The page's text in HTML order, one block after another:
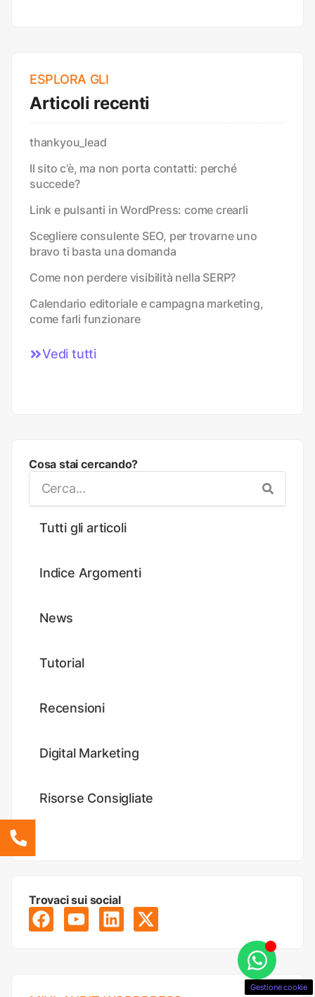
ESPLORA GLI
Articoli recenti
thankyou_lead
Il sito c’è, ma non porta contatti: perché
succede?
Link e pulsanti in WordPress: come crearli
Scegliere consulente SEO, per trovarne uno
bravo ti basta una domanda
Come non perdere visibilità nella SERP?
Calendario editoriale e campagna marketing,
come farli funzionare
Vedi tutti
Cosa stai cercando?
Tutti gli articoli
Indice Argomenti
News
Tutorial
Recensioni
Digital Marketing
Risorse Consigliate
Trovaci sui social
Gestione cookie